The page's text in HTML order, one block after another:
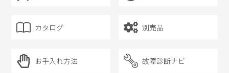
カタログ 別売品
お手入れ方法 故障診断ナビ